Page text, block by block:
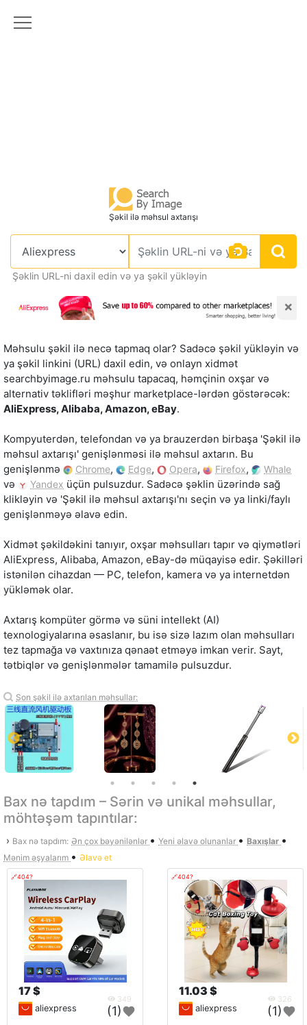
Şəkil ilə məhsul axtarışı
Şəklin URL-ni daxil edin və ya şəkil yükləyin
×
Məhsulu şəkil ilə necə tapmaq olar? Sadəcə şəkil yükləyin və
ya şəkil linkini (URL) daxil edin, və onlayn xidmət
searchbyimage.ru məhsulu tapacaq, həmçinin oxşar və
alternativ təklifləri məşhur marketplace-lərdən göstərəcək:
AliExpress, Alibaba, Amazon, eBay.
Kompyuterdən, telefondan və ya brauzerdən birbaşa 'Şəkil ilə
məhsul axtarışı' genişlənməsi ilə məhsul axtarın. Bu
genişlənmə
Chrome, Edge, Opera, Firefox, Whale
və Yandex üçün pulsuzdur. Sadəcə şəklin üzərində sağ
klikləyin və 'Şəkil ilə məhsul axtarışı'nı seçin və ya linki/faylı
genişlənməyə əlavə edin.
Xidmət şəkildəkini tanıyır, oxşar məhsulları tapır və qiymətləri
AliExpress, Alibaba, Amazon, eBay-də müqayisə edir. Şəkilləri
istənilən cihazdan — PC, telefon, kamera və ya internetdən
yükləmək olar.
Axtarış kompüter görmə və süni intellekt (AI)
texnologiyalarına əsaslanır, bu isə sizə lazım olan məhsulları
tez tapmağa və vaxtınıza qənaət etməyə imkan verir. Sayt,
tətbiqlər və genişlənmələr tamamilə pulsuzdur.
Son şəkil ilə axtarılan məhsullar:
Bax nə tapdım – Sərin və unikal məhsullar,
möhtəşəm tapıntılar:
› Bax nə tapdım: Ən çox bəyənilənlər • Yeni əlavə olunanlar • Baxışlar •
Mənim əşyalarım • Əlavə et
🔗404?
17 $
349
aliexpress (1)
🔗404?
11.03 $
326
aliexpress (1)